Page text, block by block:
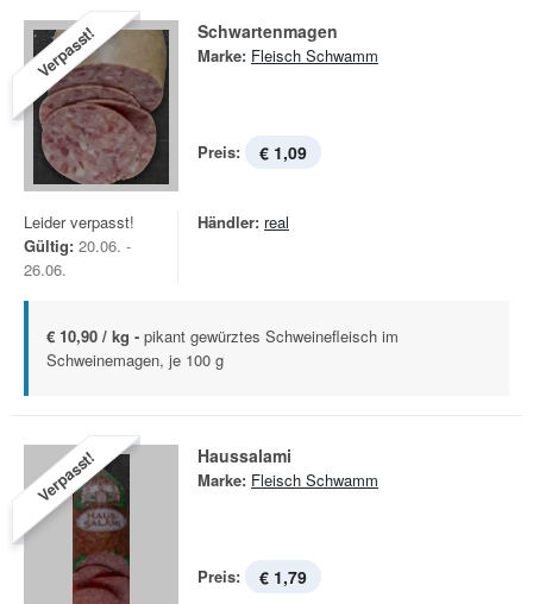
Verpasst! Schwartenmagen
Marke: Fleisch Schwamm
Preis: € 1,09
Leider verpasst!
Gültig: 20.06. -
26.06.
Händler: real
€ 10,90 / kg - pikant gewürztes Schweinefleisch im
Schweinemagen, je 100 g
Verpasst! Haussalami
Marke: Fleisch Schwamm
Preis: € 1,79